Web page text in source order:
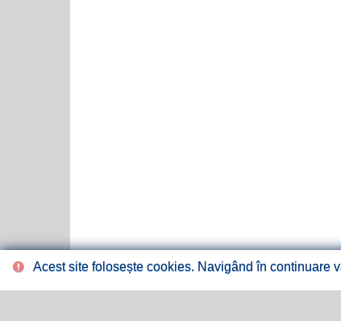
Acest site folosește cookies. Navigând în continuare